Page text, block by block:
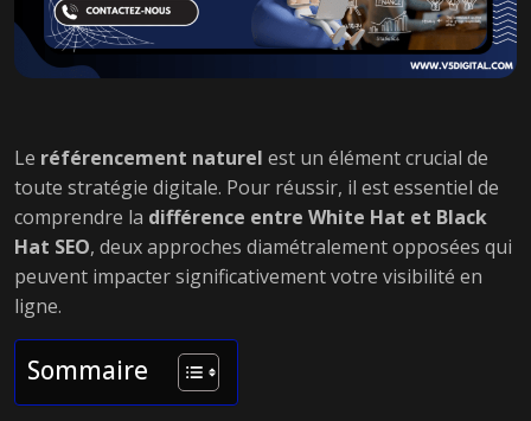
Le référencement naturel est un élément crucial de
toute stratégie digitale. Pour réussir, il est essentiel de
comprendre la différence entre White Hat et Black
Hat SEO, deux approches diamétralement opposées qui
peuvent impacter significativement votre visibilité en
ligne.
Sommaire